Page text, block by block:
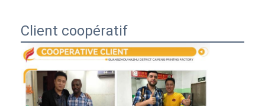
Client coopératif